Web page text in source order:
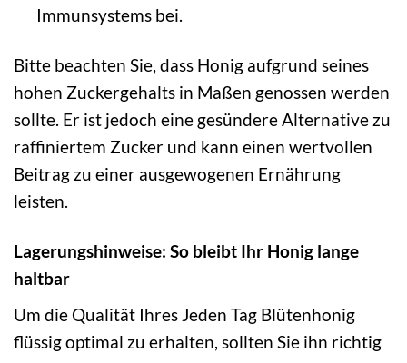
Immunsystems bei.
Bitte beachten Sie, dass Honig aufgrund seines
hohen Zuckergehalts in Maßen genossen werden
sollte. Er ist jedoch eine gesündere Alternative zu
raffiniertem Zucker und kann einen wertvollen
Beitrag zu einer ausgewogenen Ernährung
leisten.
Lagerungshinweise: So bleibt Ihr Honig lange
haltbar
Um die Qualität Ihres Jeden Tag Blütenhonig
flüssig optimal zu erhalten, sollten Sie ihn richtig